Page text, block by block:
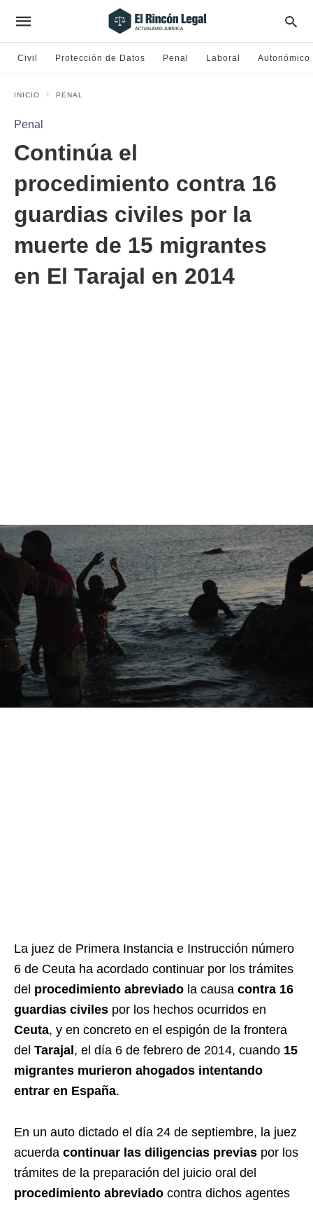
Civil Protección de Datos Penal Laboral Autonómico
INICIO PENAL
Penal
Continúa el
procedimiento contra 16
guardias civiles por la
muerte de 15 migrantes
en El Tarajal en 2014
La juez de Primera Instancia e Instrucción número
6 de Ceuta ha acordado continuar por los trámites
del procedimiento abreviado la causa contra 16
guardias civiles por los hechos ocurridos en
Ceuta, y en concreto en el espigón de la frontera
del Tarajal, el día 6 de febrero de 2014, cuando 15
migrantes murieron ahogados intentando
entrar en España.
En un auto dictado el día 24 de septiembre, la juez
acuerda continuar las diligencias previas por los
trámites de la preparación del juicio oral del
procedimiento abreviado contra dichos agentes